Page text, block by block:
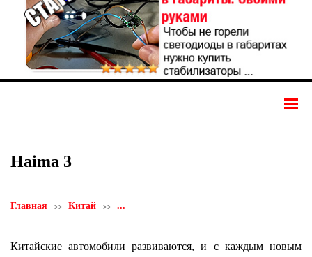
Haima 3
Главная Китай ...
Китайские автомобили развиваются, и с каждым новым